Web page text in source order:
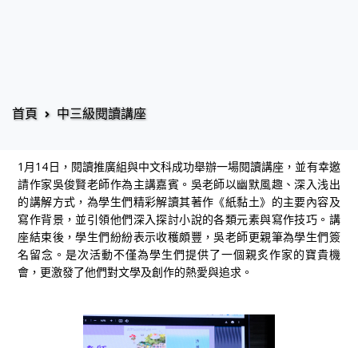
首頁 中三級閱讀講座
1月14日，閱讀推廣組與中文科成功舉辦一場閱讀講座，並有幸邀
請作家吳俊賢老師作為主講嘉賓。吳老師以幽默風趣、深入浅出
的講解方式，為學生們精彩解讀其著作《紙黏土》的主要內容及
寫作背景，並引領他們深入探討小說的各類元素與寫作技巧。講
座結束後，學生們紛紛表示收穫頗豐，吳老師更親筆為學生們簽
名留念。是次活動不僅為學生們提供了一個親炙作家的寶貴機
會，更激發了他們對文學及創作的熱愛與追求。